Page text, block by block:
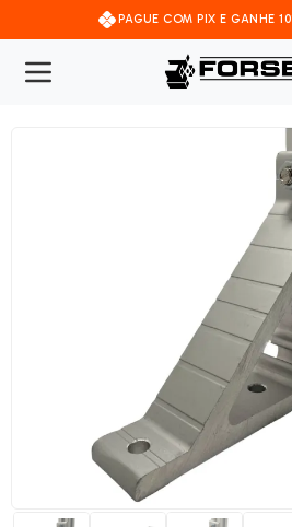
PAGUE COM PIX E GANHE